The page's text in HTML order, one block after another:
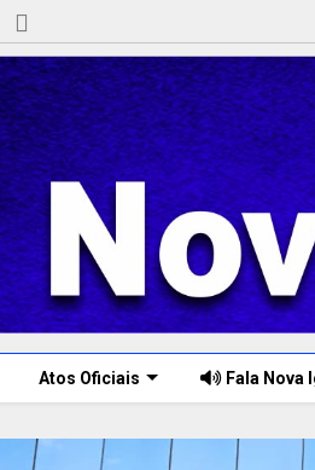
Atos Oficiais Fala Nova